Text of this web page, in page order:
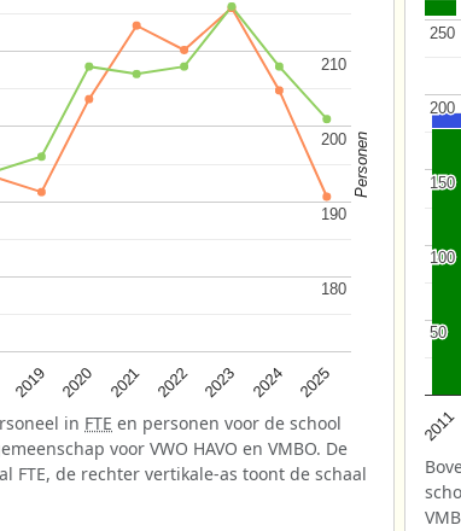
2019 2020 2021 2022 2023 2024 2025
180
180
190
190
200
200
210
210
Personen
in FTE en personen voor de school
voor VWO HAVO en VMBO. De
FTE, de rechter vertikale-as toont de schaal
2011
50
50
100
100
150
150
200
200
250
250